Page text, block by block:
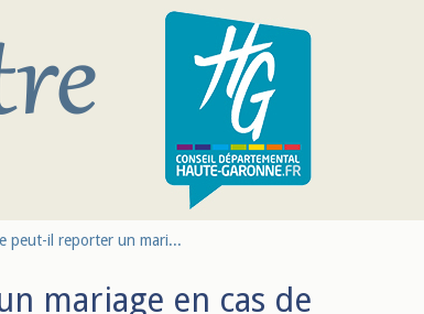
peut-il reporter un mari...
mariage en cas de